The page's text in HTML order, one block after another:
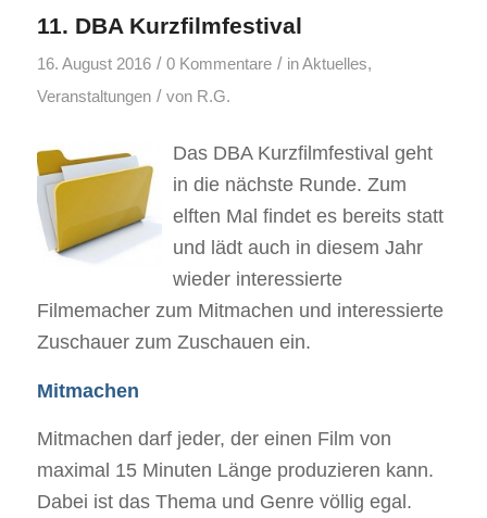
11. DBA Kurzfilmfestival
16. August 2016 / 0 Kommentare / inAktuelles,
Veranstaltungen / von R.G.
Das DBA Kurzfilmfestival geht
in die nächste Runde. Zum
elften Mal findet es bereits statt
und lädt auch in diesem Jahr
wieder interessierte
Filmemacher zum Mitmachen und interessierte
Zuschauer zum Zuschauen ein.
Mitmachen
Mitmachen darf jeder, der einen Film von
maximal 15 Minuten Länge produzieren kann.
Dabei ist das Thema und Genre völlig egal.